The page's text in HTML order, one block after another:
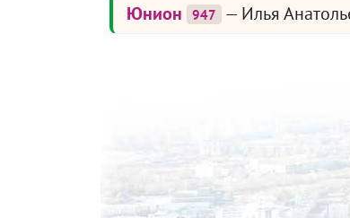
Юнион 947 — Илья